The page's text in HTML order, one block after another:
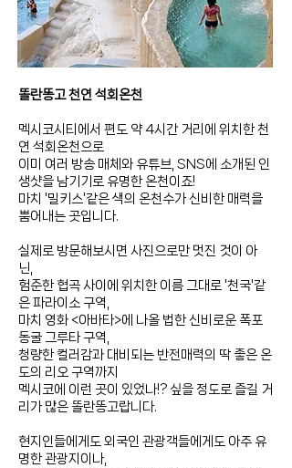
똘란똥고 천연 석회온천
멕시코시티에서 편도 약 4시간 거리에 위치한 천
연 석회온천으로
이미 여러 방송 매체와 유튜브, SNS에 소개된 인
생샷을 남기기로 유명한 온천이죠!
마치 '밀키스'같은 색의 온천수가 신비한 매력을
뿜어내는 곳입니다.
실제로 방문해보시면 사진으로만 멋진 것이 아
닌,
험준한 협곡 사이에 위치한 이름 그대로 '천국'같
은 파라이소 구역,
마치 영화 <아바타>에 나올 법한 신비로운 폭포
동굴 그루타 구역,
청량한 컬러감과 대비되는 반전매력의 딱 좋은 온
도의 리오 구역까지
멕시코에 이런 곳이 있었나!? 싶을 정도로 즐길 거
리가 많은 똘란똥고랍니다.
현지인들에게도 외국인 관광객들에게도 아주 유
명한 관광지이나,